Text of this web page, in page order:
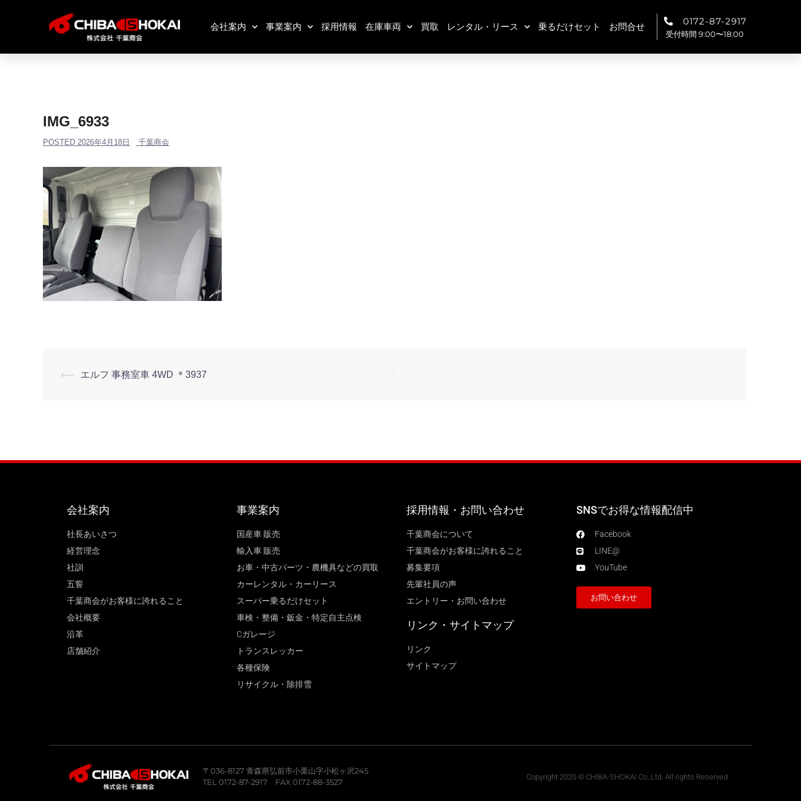
会社案内 事業案内 採用情報 在庫車両 買取 レンタル・リース 乗るだけセット お問合せ 0172-87-2917
受付時間 9:00〜18:00
IMG_6933
POSTED 2026年4月18日 千葉商会
⟵ エルフ 事務室車 4WD ＊3937
会社案内
社長あいさつ
経営理念
社訓
五誓
千葉商会がお客様に誇れること
会社概要
沿革
店舗紹介
事業案内
国産車 販売
輸入車 販売
お車・中古パーツ・農機具などの買取
カーレンタル・カーリース
スーパー乗るだけセット
車検・整備・鈑金・特定自主点検
Cガレージ
トランスレッカー
各種保険
リサイクル・除排雪
採用情報・お問い合わせ
千葉商会について
千葉商会がお客様に誇れること​
募集要項
先輩社員の声
エントリー・お問い合わせ
リンク・サイトマップ
リンク
サイトマップ
SNSでお得な情報配信中
Facebook
LINE@
YouTube
お問い合わせ
〒036-8127 青森県弘前市小栗山字小松ヶ沢245
TEL 0172-87-2917 FAX 0172-88-3527
Copyright 2020 © CHIBA-SHOKAI Co.,Ltd. All rights Reserved.